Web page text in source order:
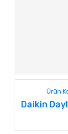
Ürün
Daikin